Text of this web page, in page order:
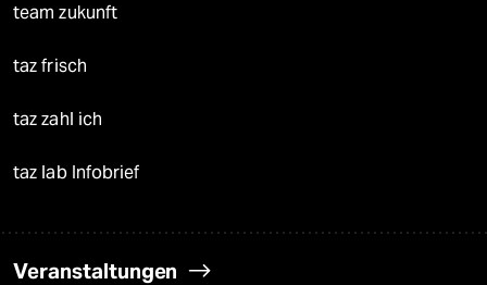
team zukunft
taz frisch
taz zahl ich
taz lab Infobrief
Veranstaltungen